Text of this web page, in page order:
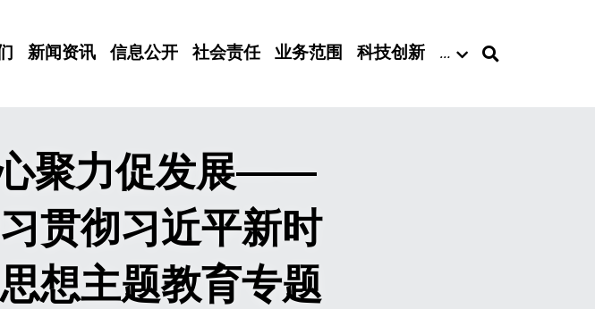
新闻资讯 信息公开 社会责任 业务范围 科技创新 …
聚力促发展——
贯彻习近平新时
想主题教育专题